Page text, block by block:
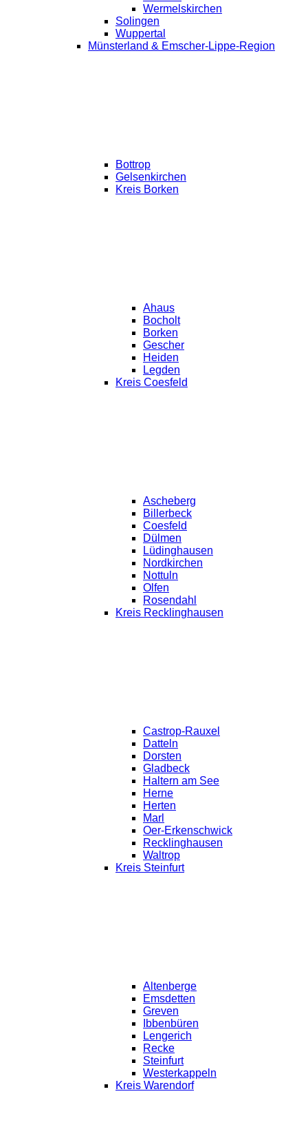
Wermelskirchen
Solingen
Wuppertal
Münsterland & Emscher-Lippe-Region
Bottrop
Gelsenkirchen
Kreis Borken
Ahaus
Bocholt
Borken
Gescher
Heiden
Legden
Kreis Coesfeld
Ascheberg
Billerbeck
Coesfeld
Dülmen
Lüdinghausen
Nordkirchen
Nottuln
Olfen
Rosendahl
Kreis Recklinghausen
Castrop-Rauxel
Datteln
Dorsten
Gladbeck
Haltern am See
Herne
Herten
Marl
Oer-Erkenschwick
Recklinghausen
Waltrop
Kreis Steinfurt
Altenberge
Emsdetten
Greven
Ibbenbüren
Lengerich
Recke
Steinfurt
Westerkappeln
Kreis Warendorf